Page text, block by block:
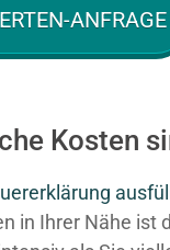
ANFRAGE
Kosten
in Ihrer Nähe ist